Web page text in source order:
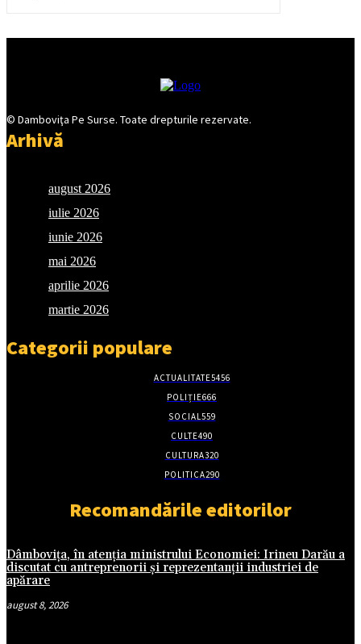
© Damboviţa Pe Surse. Toate drepturile rezervate.
Arhivă
august 2026
iulie 2026
iunie 2026
mai 2026
aprilie 2026
martie 2026
Categorii populare
ACTUALITATE5456
POLIȚIE666
SOCIAL 559
CULTE490
CULTURA320
POLITICA290
Recomandările editorilor
Dâmbovița, în atenția ministrului Economiei: Irineu Darău a
discutat cu antreprenorii și reprezentanții industriei de
apărare
august 8, 2026